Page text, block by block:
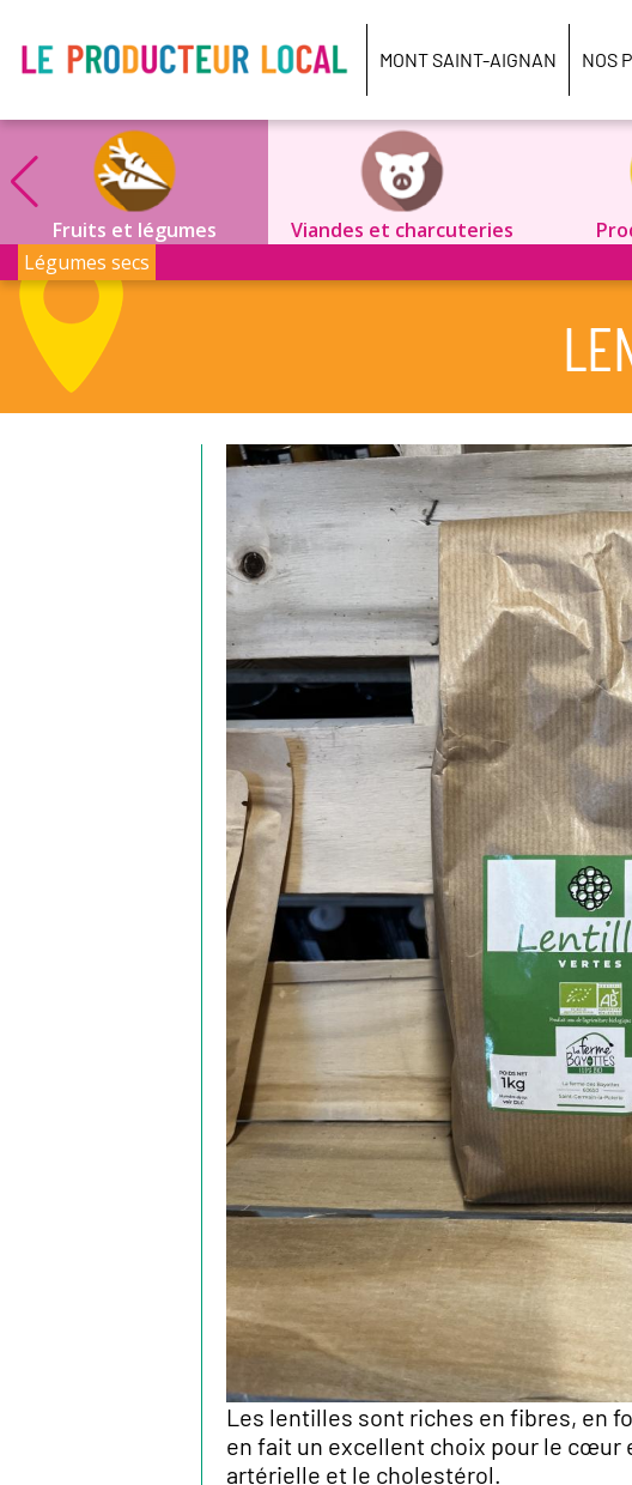
Mont
Saint
Aignan
MONT SAINT-AIGNAN NOS
Fruits et légumes Viandes et charcuteries
Légumes secs
Les lentilles sont riches en fibres, en
en fait un excellent choix pour le cœur
artérielle et le cholestérol.